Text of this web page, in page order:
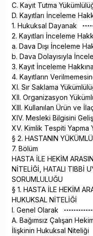
C. Kayıt Tutma
D. Kayıtları İnceleme
1. Hukuksal Dayanak
2. Kayıtları İnceleme
a. Dava Dışı İnceleme
b. Dava Dolayısıyla
3. Kayıt İnceleme
4. Kayıtların
XI. Sır Saklama
XII. Organizasyon
XIII. Kullanılan Ürün ve
XIV. Mesleki Bilgisini
XV. Kimlik Tespiti Yapma
§ 2. HASTANIN
7. Bölüm
HASTA İLE HEKİM
NİTELİĞİ, HATALI TIBBİ
SORUMLULUĞU
§ 1. HASTA İLE HEKİM
HUKUKSAL NİTELİĞİ
I. Genel Olarak
A. Bağımsız Çalışan
İlişkinin Hukuksal Niteliği